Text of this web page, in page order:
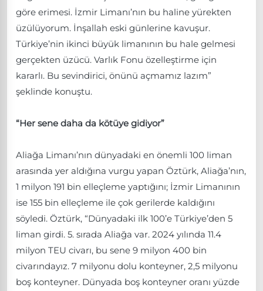
göre erimesi. İzmir Limanı’nın bu haline yürekten
üzülüyorum. İnşallah eski günlerine kavuşur.
Türkiye’nin ikinci büyük limanının bu hale gelmesi
gerçekten üzücü. Varlık Fonu özelleştirme için
kararlı. Bu sevindirici, önünü açmamız lazım”
şeklinde konuştu.
“Her sene daha da kötüye gidiyor”
Aliağa Limanı’nın dünyadaki en önemli 100 liman
arasında yer aldığına vurgu yapan Öztürk, Aliağa’nın,
1 milyon 191 bin elleçleme yaptığını; İzmir Limanının
ise 155 bin elleçleme ile çok gerilerde kaldığını
söyledi. Öztürk, “Dünyadaki ilk 100’e Türkiye’den 5
liman girdi. 5. sırada Aliağa var. 2024 yılında 11.4
milyon TEU civarı, bu sene 9 milyon 400 bin
civarındayız. 7 milyonu dolu konteyner, 2,5 milyonu
boş konteyner. Dünyada boş konteyner oranı yüzde